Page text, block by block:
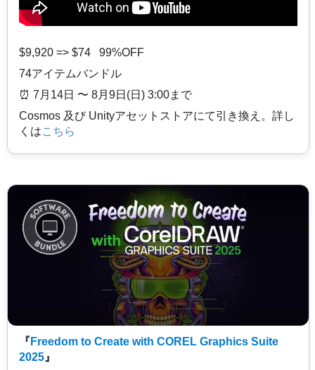
$9,920 => $74 99%OFF
74アイテムバンドル
⏰️ 7月14日 〜 8月9日(日) 3:00まで
Cosmos 及び Unityアセットストアにて引き換え。詳し
くはこちら
『 Freedom to Create with COREL Graphics Suite
2025 』